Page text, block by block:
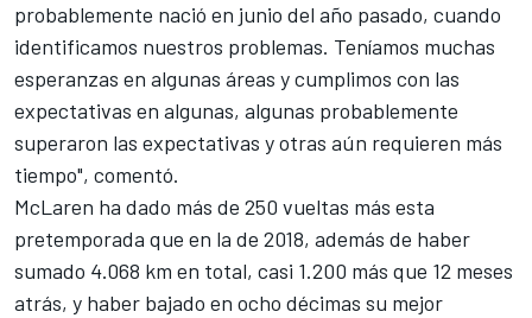
probablemente nació en junio del año pasado, cuando
identificamos nuestros problemas. Teníamos muchas
esperanzas en algunas áreas y cumplimos con las
expectativas en algunas, algunas probablemente
superaron las expectativas y otras aún requieren más
tiempo", comentó.
McLaren ha dado más de 250 vueltas más esta
pretemporada que en la de 2018, además de haber
sumado 4.068 km en total, casi 1.200 más que 12 meses
atrás, y haber bajado en ocho décimas su mejor